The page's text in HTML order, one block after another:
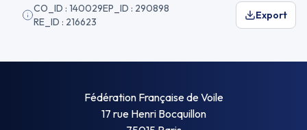
CO_ID : 140029EP_ID : 290898
RE_ID : 216623
Export
Fédération Française de Voile
17 rue Henri Bocquillon